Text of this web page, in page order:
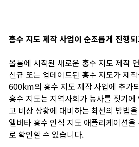
홍수 지도 제작 사업이 순조롭게 진행
올봄에 시작된 새로운 홍수 지도 제작
신규 또는 업데이트된 홍수 지도가 제
600km의 홍수 지도 제작 사업에 추가
홍수 지도는 지역사회가 농사를 짓기
고 비상 상황에 대비하는 최선의 방법
앨버타 홍수 인식 지도 애플리케이션
로 확인할 수 있습니다.